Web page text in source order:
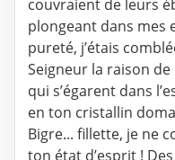
couvraient de leurs
plongeant dans mes
pureté, j’étais
Seigneur la raison
qui s’égarent dans
en ton cristallin
Bigre... fillette, je ne
ton état d’esprit !